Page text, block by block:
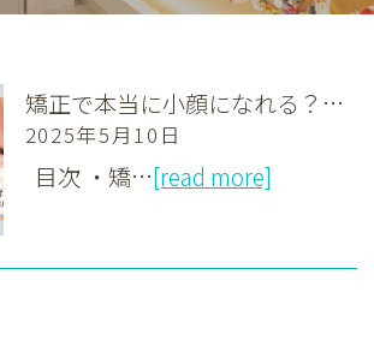
矯正で本当に小顔になれる？その理由と変化を徹底解説
2025年5月10日
目次 ・矯…[read more]